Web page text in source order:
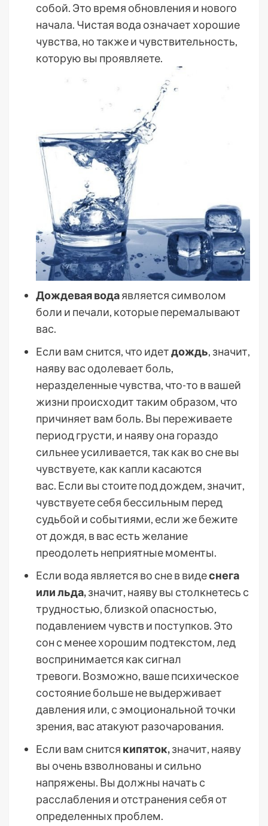
собой. Это время обновления и нового
начала. Чистая вода означает хорошие
чувства, но также и чувствительность,
которую вы проявляете.
Дождевая водаявляется символом
боли и печали, которые перемалывают
вас.
Если вам снится, что идетдождь, значит,
наяву вас одолевает боль,
неразделенные чувства, что-то в вашей
жизни происходит таким образом, что
причиняет вам боль. Вы переживаете
период грусти, и наяву она гораздо
сильнее усиливается, так как во сне вы
чувствуете, как капли касаются
вас. Если вы стоите под дождем, значит,
чувствуете себя бессильным перед
судьбой и событиями, если же бежите
от дождя, в вас есть желание
преодолеть неприятные моменты.
Если вода является во сне в видеснега
или льда,значит, наяву вы столкнетесь с
трудностью, близкой опасностью,
подавлением чувств и поступков. Это
сон с менее хорошим подтекстом, лед
воспринимается как сигнал
тревоги. Возможно, ваше психическое
состояние больше не выдерживает
давления или, с эмоциональной точки
зрения, вас атакуют разочарования.
Если вам снится кипяток,значит, наяву
вы очень взволнованы и сильно
напряжены. Вы должны начать с
расслабления и отстранения себя от
определенных проблем.